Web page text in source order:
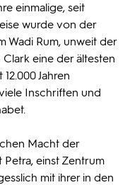
einmalige, seit
wurde von der
Wadi Rum, unweit der
eine der ältesten
Jahren
Inschriften und
Macht der
einst Zentrum
mit ihrer in den